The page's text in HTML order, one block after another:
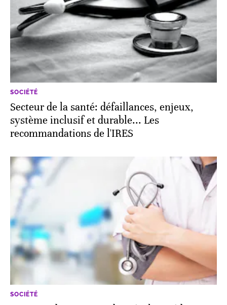
SOCIÉTÉ
Secteur de la santé: défaillances, enjeux,
système inclusif et durable... Les
recommandations de l'IRES
SOCIÉTÉ